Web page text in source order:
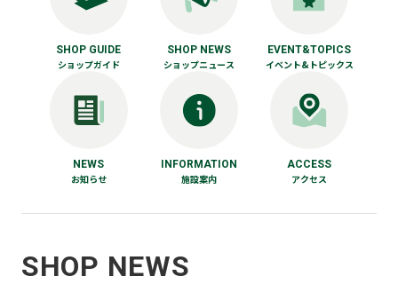
SHOP GUIDE
ショップガイド
SHOP NEWS
ショップニュース
EVENT&TOPICS
イベント&トピックス
NEWS
お知らせ
INFORMATION
施設案内
ACCESS
アクセス
SHOP NEWS